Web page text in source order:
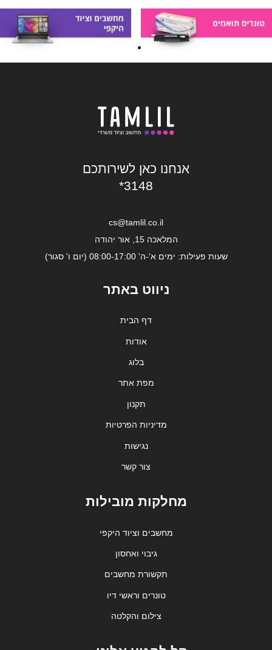
אנחנו כאן לשירותכם
*3148
cs@tamlil.co.il
המלאכה 15, אור יהודה
שעות פעילות: ימים א'-ה' 08:00-17:00 (יום ו' סגור)
ניווט באתר
דף הבית
אודות
בלוג
מפת אתר
תקנון
מדיניות הפרטיות
נגישות
צור קשר
מחלקות מובילות
מחשבים וציוד היקפי
גיבוי ואחסון
תקשורת מחשבים
טונרים וראשי דיו
צילום והקלטה